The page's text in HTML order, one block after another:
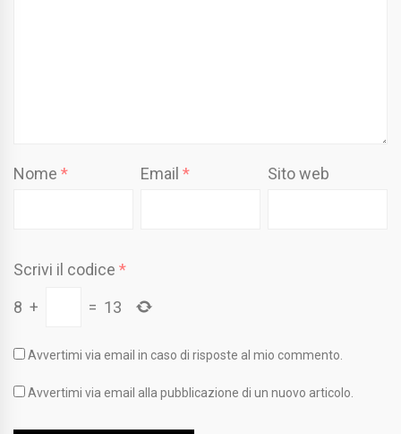
Nome * Email* Sito web
Scrivi il codice *
8 + = 13
Avvertimi via email in caso di risposte al mio commento.
Avvertimi via email alla pubblicazione di un nuovo articolo.